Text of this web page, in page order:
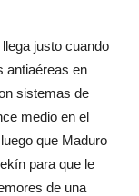
justo cuando
antiaéreas en
sistemas de
medio en el
que Maduro
para que le
de una